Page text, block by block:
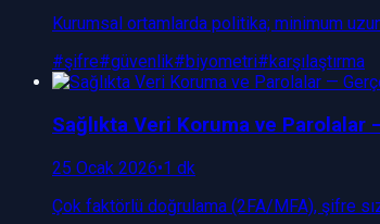
Kurumsal ortamlarda politika; minimum
#şifre#güvenlik#biyometri#karşılaştırma
Sağlıkta Veri Koruma ve
25 Ocak 2026•1 dk
Çok faktörlü doğrulama (2FA/MFA), şifre